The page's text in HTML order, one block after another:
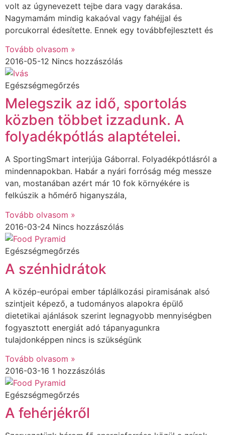
volt az úgynevezett tejbe dara vagy darakása.
Nagymamám mindig kakaóval vagy fahéjjal és
porcukorral édesítette. Ennek egy továbbfejlesztett és
Tovább olvasom »
2016-05-12 Nincs hozzászólás
Egészségmegőrzés
Melegszik az idő, sportolás
közben többet izzadunk. A
folyadékpótlás alaptételei.
A SportingSmart interjúja Gáborral. Folyadékpótlásról a
mindennapokban. Habár a nyári forróság még messze
van, mostanában azért már 10 fok környékére is
felkúszik a hőmérő higanyszála,
Tovább olvasom »
2016-03-24 Nincs hozzászólás
Egészségmegőrzés
A szénhidrátok
A közép-európai ember táplálkozási piramisának alsó
szintjeit képező, a tudományos alapokra épülő
dietetikai ajánlások szerint legnagyobb mennyiségben
fogyasztott energiát adó tápanyagunkra
tulajdonképpen nincs is szükségünk
Tovább olvasom »
2016-03-16 1 hozzászólás
Egészségmegőrzés
A fehérjékről